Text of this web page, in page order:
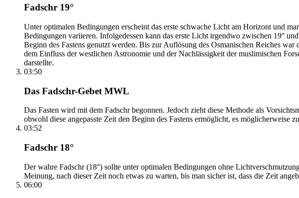
Fadschr 19°
Unter optimalen Bedingungen erscheint das erste schwache Licht am Horizont und
Bedingungen variieren. Infolgedessen kann das erste Licht irgendwo zwischen 19°
Beginn des Fastens genutzt werden. Bis zur Auflösung des Osmanischen Reiches
dem Einfluss der westlichen Astronomie und der Nachlässigkeit der muslimischen
darstellte.
03:50
Das Fadschr-Gebet MWL
Das Fasten wird mit dem Fadschr begonnen. Jedoch zieht diese Methode als
obwohl diese angepasste Zeit den Beginn des Fastens ermöglicht, es möglicherweise
03:52
Fadschr 18°
Der wahre Fadschr (18°) sollte unter optimalen Bedingungen ohne
Meinung, nach dieser Zeit noch etwas zu warten, bis man sicher ist, dass die Zeit
06:00